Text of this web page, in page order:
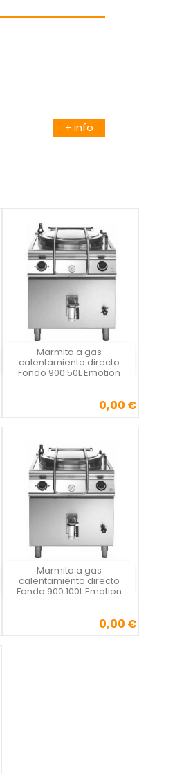
+ info
Marmita a gas
calentamiento directo
Fondo 900 50L Emotion
Precio0,00 €

Vista rápida
Marmita a gas
calentamiento directo
Fondo 900 100L Emotion
Precio0,00 €

Vista rápida